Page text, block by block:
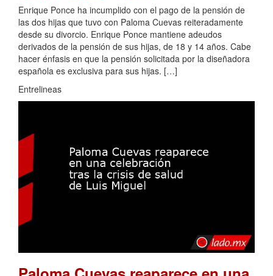
Enrique Ponce ha incumplido con el pago de la pensión de
las dos hijas que tuvo con Paloma Cuevas reiteradamente
desde su divorcio. Enrique Ponce mantiene adeudos
derivados de la pensión de sus hijas, de 18 y 14 años. Cabe
hacer énfasis en que la pensión solicitada por la diseñadora
española es exclusiva para sus hijas. […]
Entrelineas